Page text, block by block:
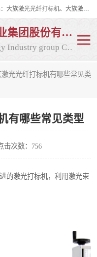
大族激光科技产业集团股份有限公司主营产品：大族激光光纤打标机、大族激光紫外打标机等，大族激光研发实力雄厚，公司拥有数百人的研发队伍，目前具有多项国际发明和国内、计算机软件着作权，多项核心技术处于国际成员之一水平，是世界上仅有的几家拥有"紫外激光"的公司之一。
大族激光科技产业集团股份有限公司
Han’s Laser Technology Industry group Co., Ltd
光光纤打标机有哪些常见类
有哪些常见类型
击次数：756
的激光打标机，利用激光束
CO2打标机